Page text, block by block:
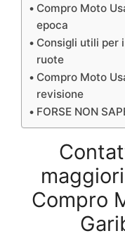
Compro Moto
epoca
Consigli utili per
ruote
Compro Moto
revisione
FORSE NON
Compro